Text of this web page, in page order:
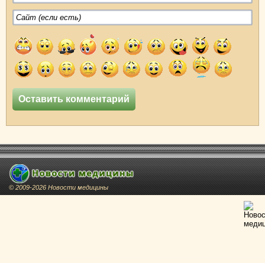
© 2009-2026 Новости медицины